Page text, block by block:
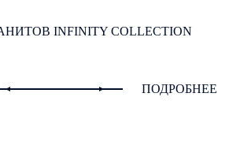
INFINITY COLLECTION
ПОДРОБНЕЕ